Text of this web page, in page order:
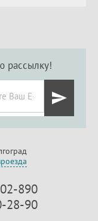
рассылку!
890
28-90